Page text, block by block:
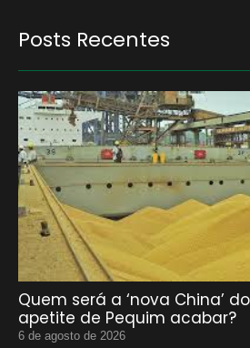
Posts Recentes
Quem será a ‘nova China’
apetite de Pequim acabar?
6 de agosto de 2026